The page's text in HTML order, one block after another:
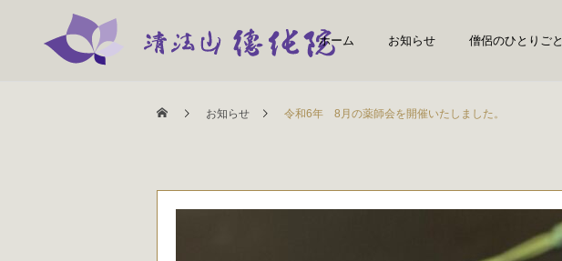
ホーム お知らせ 僧侶のひとりごと
お知らせ 令和6年 8月の薬師会を開催いたしました。